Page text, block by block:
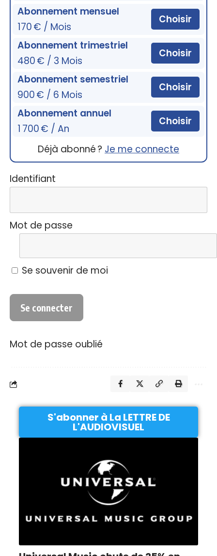
Abonnement mensuel
170 € / Mois
Choisir
Abonnement trimestriel
480 € / 3 Mois
Choisir
Abonnement semestriel
900 € / 6 Mois
Choisir
Abonnement annuel
1 700 € / An
Choisir
Déjà abonné ? Je me connecte
Identifiant
Mot de passe
Se souvenir de moi
Mot de passe oublié
S'abonner à La LETTRE DE
L'AUDIOVISUEL